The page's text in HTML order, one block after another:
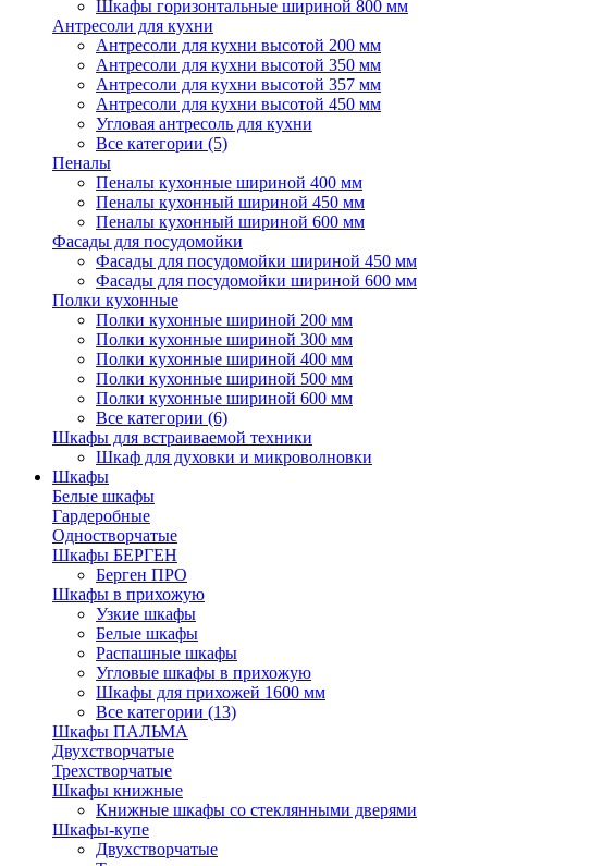
Шкафы горизонтальные шириной 800 мм
Антресоли для кухни
Антресоли для кухни высотой 200 мм
Антресоли для кухни высотой 350 мм
Антресоли для кухни высотой 357 мм
Антресоли для кухни высотой 450 мм
Угловая антресоль для кухни
Все категории (5)
Пеналы
Пеналы кухонные шириной 400 мм
Пеналы кухонный шириной 450 мм
Пеналы кухонный шириной 600 мм
Фасады для посудомойки
Фасады для посудомойки шириной 450 мм
Фасады для посудомойки шириной 600 мм
Полки кухонные
Полки кухонные шириной 200 мм
Полки кухонные шириной 300 мм
Полки кухонные шириной 400 мм
Полки кухонные шириной 500 мм
Полки кухонные шириной 600 мм
Все категории (6)
Шкафы для встраиваемой техники
Шкаф для духовки и микроволновки
Шкафы
Белые шкафы
Гардеробные
Одностворчатые
Шкафы БЕРГЕН
Берген ПРО
Шкафы в прихожую
Узкие шкафы
Белые шкафы
Распашные шкафы
Угловые шкафы в прихожую
Шкафы для прихожей 1600 мм
Все категории (13)
Шкафы ПАЛЬМА
Двухстворчатые
Трехстворчатые
Шкафы книжные
Книжные шкафы со стеклянными дверями
Шкафы-купе
Двухстворчатые